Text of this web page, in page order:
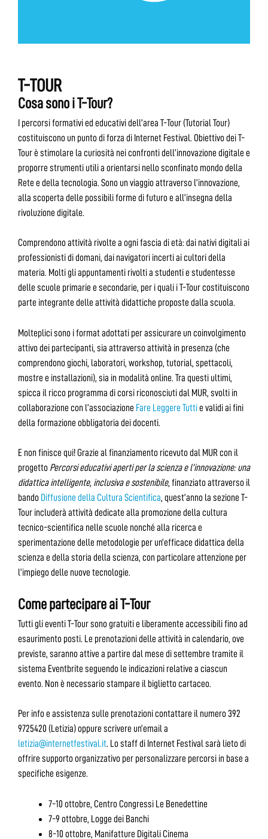
T-TOUR
Cosa sono i T-Tour?
I percorsi formativi ed educativi dell’area T-Tour (Tutorial Tour)
costituiscono un punto di forza di Internet Festival. Obiettivo dei T-
Tour è stimolare la curiosità nei confronti dell’innovazione digitale e
proporre strumenti utili a orientarsi nello sconfinato mondo della
Rete e della tecnologia. Sono un viaggio attraverso l’innovazione,
alla scoperta delle possibili forme di futuro e all’insegna della
rivoluzione digitale.
Comprendono attività rivolte a ogni fascia di età: dai nativi digitali ai
professionisti di domani, dai navigatori incerti ai cultori della
materia. Molti gli appuntamenti rivolti a studenti e studentesse
delle scuole primarie e secondarie, per i quali i T-Tour costituiscono
parte integrante delle attività didattiche proposte dalla scuola.
Molteplici sono i format adottati per assicurare un coinvolgimento
attivo dei partecipanti, sia attraverso attività in presenza (che
comprendono giochi, laboratori, workshop, tutorial, spettacoli,
mostre e installazioni), sia in modalità online. Tra questi ultimi,
spicca il ricco programma di corsi riconosciuti dal MUR, svolti in
collaborazione con l’associazione Fare Leggere Tuttie validi ai fini
della formazione obbligatoria dei docenti.
E non finisce qui! Grazie al finanziamento ricevuto dal MUR con il
progetto Percorsi educativi aperti per la scienza e l’innovazione: una
didattica intelligente, inclusiva e sostenibile, finanziato attraverso il
bando Diffusione della Cultura Scientifica, quest’anno la sezione T-
Tour includerà attività dedicate alla promozione della cultura
tecnico-scientifica nelle scuole nonché alla ricerca e
sperimentazione delle metodologie per un’efficace didattica della
scienza e della storia della scienza, con particolare attenzione per
l’impiego delle nuove tecnologie.
Come partecipare ai T-Tour
Tutti gli eventi T-Tour sono gratuiti e liberamente accessibili fino ad
esaurimento posti. Le prenotazioni delle attività in calendario, ove
previste, saranno attive a partire dal mese di settembre tramite il
sistema Eventbrite seguendo le indicazioni relative a ciascun
evento. Non è necessario stampare il biglietto cartaceo.
Per info e assistenza sulle prenotazioni contattare il numero 392
9725420 (Letizia) oppure scrivere un’email a
letizia@internetfestival.it. Lo staff di Internet Festival sarà lieto di
offrire supporto organizzativo per personalizzare percorsi in base a
specifiche esigenze.
7-10 ottobre, Centro Congressi Le Benedettine
7-9 ottobre, Logge dei Banchi
8-10 ottobre, Manifatture Digitali Cinema